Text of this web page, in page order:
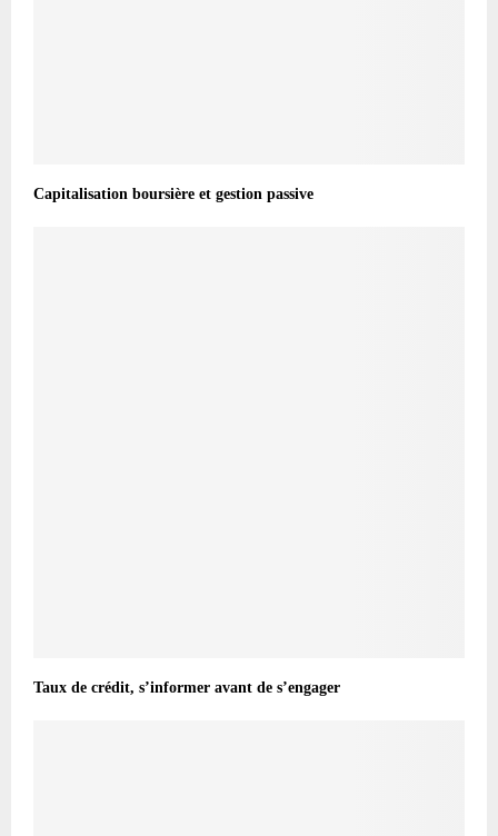
Capitalisation boursière et gestion passive
Taux de crédit, s’informer avant de s’engager